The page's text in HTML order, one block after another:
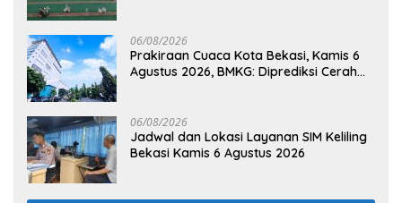
06/08/2026
Prakiraan Cuaca Kota Bekasi, Kamis 6
Agustus 2026, BMKG: Diprediksi Cerah
06/08/2026
Jadwal dan Lokasi Layanan SIM Keliling
Bekasi Kamis 6 Agustus 2026